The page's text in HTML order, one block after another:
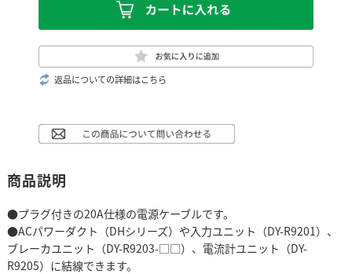
返品についての詳細はこちら
商品説明
●プラグ付きの20A仕様の電源ケーブルです。
●ACパワーダクト（DHシリーズ）や入力ユニット（DY-R9201）、
ブレーカユニット（DY-R9203-□□）、電流計ユニット（DY-
R9205）に結線できます。